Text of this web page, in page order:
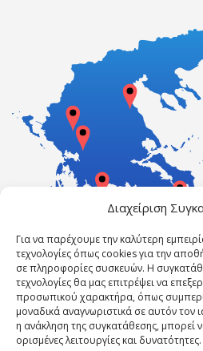
Διαχείριση
Για να παρέχουμε την καλύτερη
τεχνολογίες όπως cookies για την
σε πληροφορίες συσκευών. Η
τεχνολογίες θα μας επιτρέψει να
προσωπικού χαρακτήρα, όπως
μοναδικά αναγνωριστικά σε αυτόν
η ανάκληση της συγκατάθεσης, μπορεί
ορισμένες λειτουργίες και δυνατότητες.